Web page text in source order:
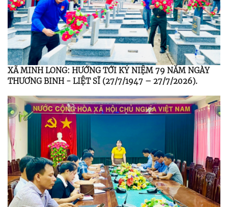
XÃ MINH LONG: HƯỚNG TỚI KỶ NIỆM 79 NĂM NGÀY
THƯƠNG BINH - LIỆT SĨ (27/7/1947 – 27/7/2026).